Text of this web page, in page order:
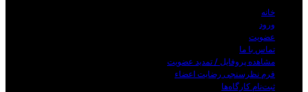
خانه
ورود
عضویت
تماس با ما
مشاهده پروفایل / تمدید عضویت
فرم نظر‌سنجی رضایت اعضاء
ثبت‌نام کارگاه‌ها